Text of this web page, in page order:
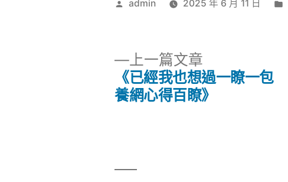
作
admin 2025 年 6 月 11 日
上一篇文章
一
篇
《已經我也想過一瞭一包
養網心得百瞭》